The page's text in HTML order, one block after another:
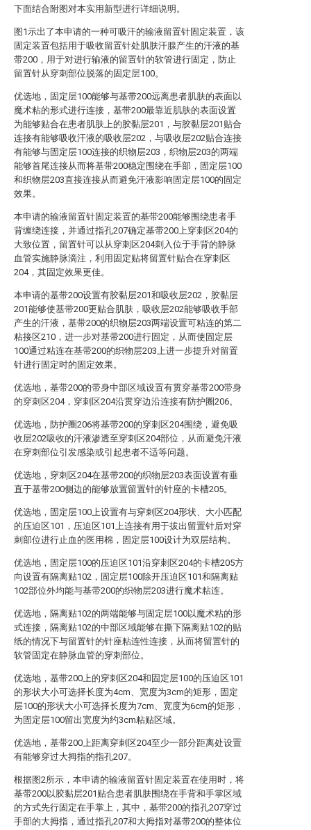
下面结合附图对本实用新型进行详细说明。
图1示出了本申请的一种可吸汗的输液留置针固定装置，该
固定装置包括用于吸收留置针处肌肤汗腺产生的汗液的基
带200，用于对进行输液的留置针的软管进行固定，防止
留置针从穿刺部位脱落的固定层100。
优选地，固定层100能够与基带200远离患者肌肤的表面以
魔术粘的形式进行连接，基带200最靠近肌肤的表面设置
为能够贴合在患者肌肤上的胶黏层201，与胶黏层201贴合
连接有能够吸收汗液的吸收层202，与吸收层202贴合连接
有能够与固定层100连接的织物层203，织物层203的两端
能够首尾连接从而将基带200稳定围绕在手部，固定层100
和织物层203直接连接从而避免汗液影响固定层100的固定
效果。
本申请的输液留置针固定装置的基带200能够围绕患者手
背缠绕连接，并通过指孔207确定基带200上穿刺区204的
大致位置，留置针可以从穿刺区204刺入位于手背的静脉
血管实施静脉滴注，利用固定贴将留置针贴合在穿刺区
204，其固定效果更佳。
本申请的基带200设置有胶黏层201和吸收层202，胶黏层
201能够使基带200更贴合肌肤，吸收层202能够吸收手部
产生的汗液，基带200的织物层203两端设置可粘连的第二
粘接区210，进一步对基带200进行固定，从而使固定层
100通过粘连在基带200的织物层203上进一步提升对留置
针进行固定时的固定效果。
优选地，基带200的带身中部区域设置有贯穿基带200带身
的穿刺区204，穿刺区204沿贯穿边沿连接有防护圈206。
优选地，防护圈206将基带200的穿刺区204围绕，避免吸
收层202吸收的汗液渗透至穿刺区204部位，从而避免汗液
在穿刺部位引发感染或引起患者不适等问题。
优选地，穿刺区204在基带200的织物层203表面设置有垂
直于基带200侧边的能够放置留置针的针座的卡槽205。
优选地，固定层100上设置有与穿刺区204形状、大小匹配
的压迫区101，压迫区101上连接有用于拔出留置针后对穿
刺部位进行止血的医用棉，固定层100设计为双层结构。
优选地，固定层100的压迫区101沿穿刺区204的卡槽205方
向设置有隔离贴102，固定层100除开压迫区101和隔离贴
102部位外均能与基带200的织物层203进行魔术粘连。
优选地，隔离贴102的两端能够与固定层100以魔术粘的形
式连接，隔离贴102的中部区域能够在撕下隔离贴102的贴
纸的情况下与留置针的针座粘连性连接，从而将留置针的
软管固定在静脉血管的穿刺部位。
优选地，基带200上的穿刺区204和固定层100的压迫区101
的形状大小可选择长度为4cm、宽度为3cm的矩形，固定
层100的形状大小可选择长度为7cm、宽度为6cm的矩形，
为固定层100留出宽度为约3cm粘贴区域。
优选地，基带200上距离穿刺区204至少一部分距离处设置
有能够穿过大拇指的指孔207。
根据图2所示，本申请的输液留置针固定装置在使用时，将
基带200以胶黏层201贴合患者肌肤围绕在手背和手掌区域
的方式先行固定在手掌上，其中，基带200的指孔207穿过
手部的大拇指，通过指孔207和大拇指对基带200的整体位